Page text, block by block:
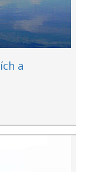
a